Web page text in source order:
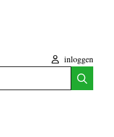
inloggen